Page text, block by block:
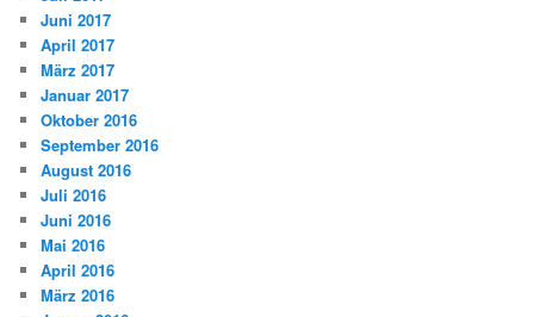
Juni 2017
April 2017
März 2017
Januar 2017
Oktober 2016
September 2016
August 2016
Juli 2016
Juni 2016
Mai 2016
April 2016
März 2016